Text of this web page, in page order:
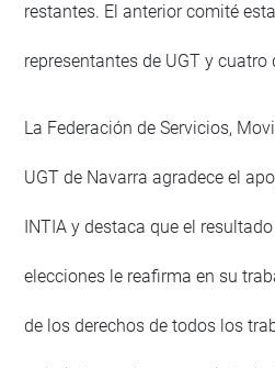
restantes. El anterior comité
representantes de UGT y cuatro
La Federación de Servicios,
UGT de Navarra agradece el
INTIA y destaca que el
elecciones le reafirma en su
de los derechos de todos los